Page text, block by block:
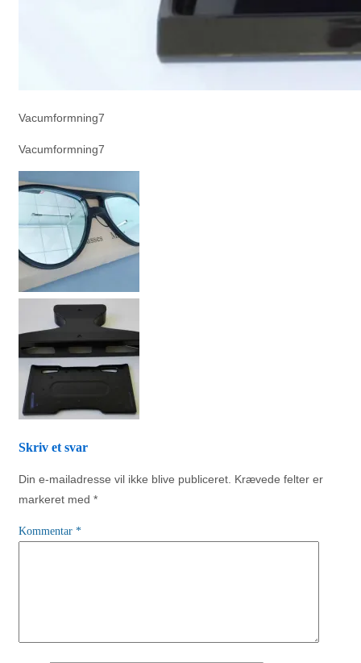
Vacumformning7
Vacumformning7
Skriv et svar
Din e-mailadresse vil ikke blive publiceret. Krævede felter er
markeret med *
Kommentar *